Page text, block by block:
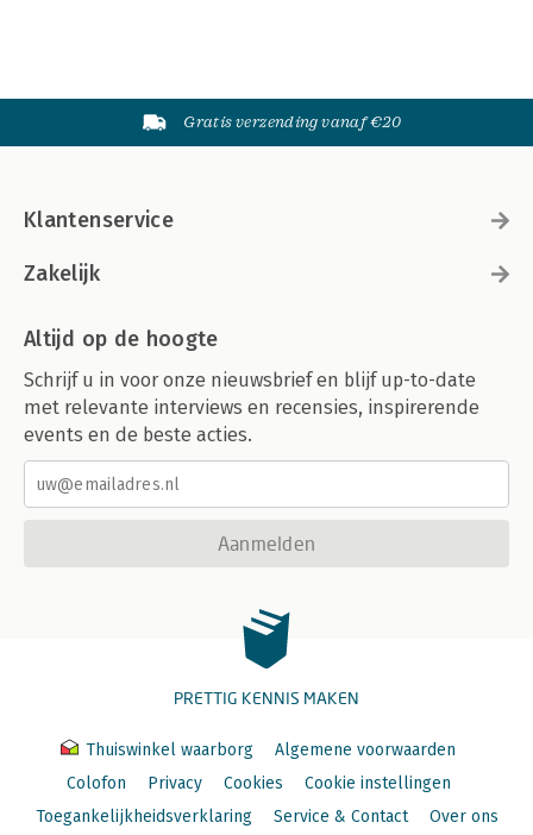
Gratis verzending vanaf €20
Klantenservice
Zakelijk
Altijd op de hoogte
Schrijf u in voor onze nieuwsbrief en blijf up-to-date
met relevante interviews en recensies, inspirerende
events en de beste acties.
Aanmelden
PRETTIG KENNIS MAKEN
Thuiswinkel waarborg
Algemene voorwaarden
Colofon
Privacy Cookies
Cookie instellingen
Toegankelijkheidsverklaring
Service & Contact Over ons